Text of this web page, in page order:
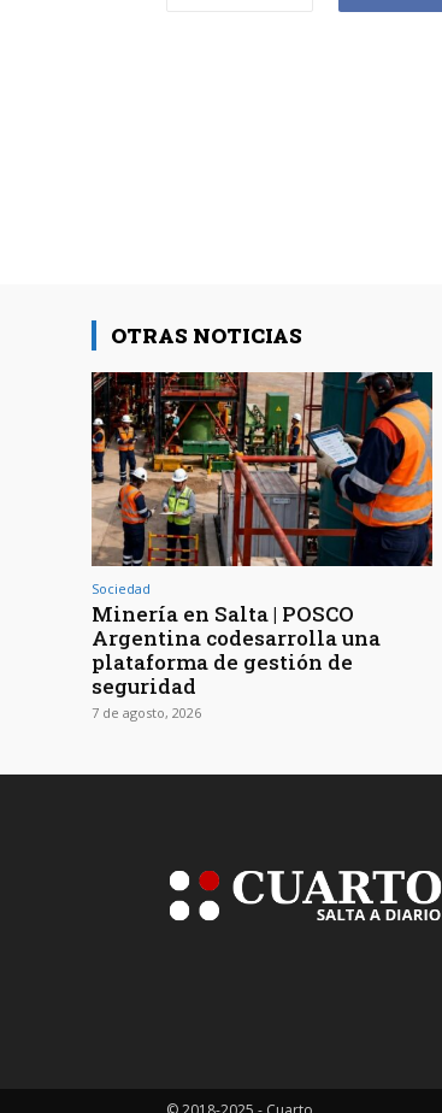
OTRAS NOTICIAS
Sociedad
Minería en Salta | POSCO
Argentina codesarrolla una
plataforma de gestión de
seguridad
7 de agosto, 2026